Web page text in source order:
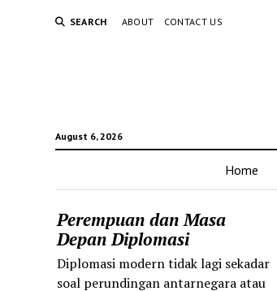
SEARCH ABOUT CONTACT US
August 6, 2026
Home
Perempuan dan Masa
Depan Diplomasi
Diplomasi modern tidak lagi sekadar
soal perundingan antarnegara atau